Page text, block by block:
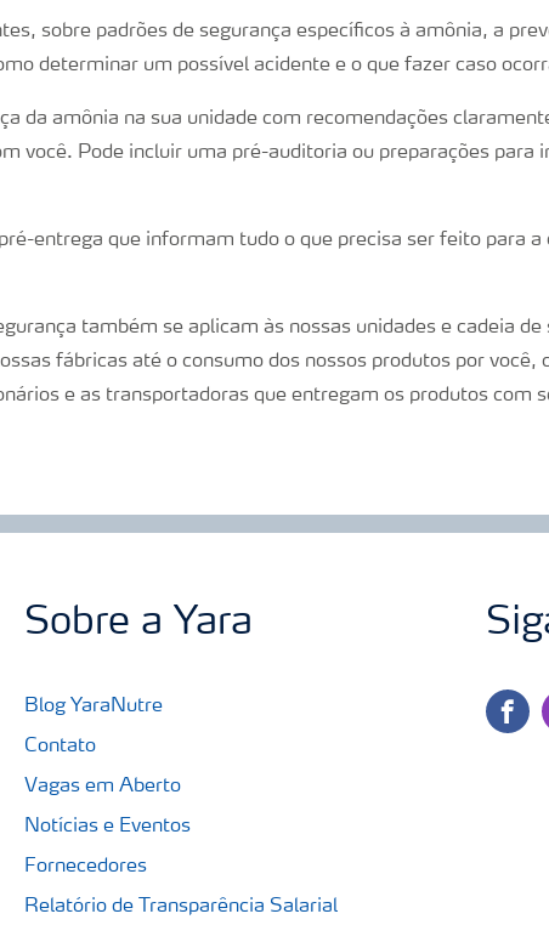
sobre padrões de segurança específicos à amônia, a
determinar um possível acidente e o que fazer caso
da amônia na sua unidade com recomendações
você. Pode incluir uma pré-auditoria ou preparações para
entrega que informam tudo o que precisa ser feito para a
também se aplicam às nossas unidades e cadeia
fábricas até o consumo dos nossos produtos por você,
e as transportadoras que entregam os produtos com
Sobre a Yara
Blog YaraNutre
Contato
Vagas em Aberto
Notícias e Eventos
Fornecedores
Relatório de Transparência Salarial